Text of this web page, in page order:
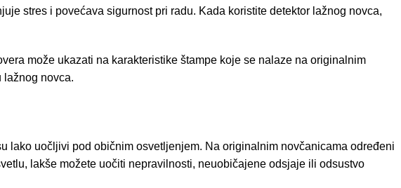
stres i povećava sigurnost pri radu. Kada koristite detektor lažnog novca,
može ukazati na karakteristike štampe koje se nalaze na originalnim
lažnog novca.
lako uočljivi pod običnim osvetljenjem. Na originalnim novčanicama određeni
lakše možete uočiti nepravilnosti, neuobičajene odsjaje ili odsustvo